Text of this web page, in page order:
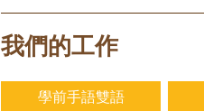
我們的工作
學前手語雙語